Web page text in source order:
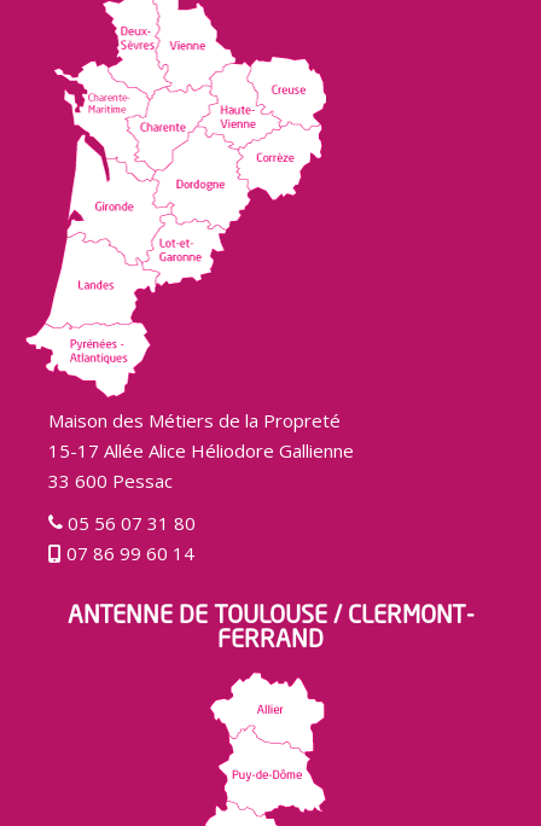
Maison des Métiers de la Propreté
15-17 Allée Alice Héliodore Gallienne
33 600 Pessac
05 56 07 31 80
07 86 99 60 14
ANTENNE DE TOULOUSE / CLERMONT-
FERRAND